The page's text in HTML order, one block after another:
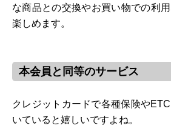
な商品との交換やお買い物での利
楽しめます。
本会員と同等のサービス
クレジットカードで各種保険や
いていると嬉しいですよね。